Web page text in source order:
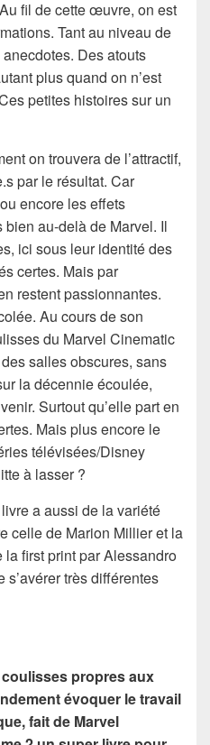
fil de cette œuvre, on est
Tant au niveau de
Des atouts
plus quand on n’est
petites histoires sur un
on trouvera de l’attractif,
par le résultat. Car
encore les effets
au-delà de Marvel. Il
ici sous leur identité des
certes. Mais par
restent passionnantes.
Au cours de son
du Marvel Cinematic
salles obscures, sans
la décennie écoulée,
Surtout qu’elle part en
Mais plus encore le
télévisées/Disney
à lasser ?
a aussi de la variété
celle de Marion Millier et la
first print par Alessandro
très différentes
propres aux
évoquer le travail
fait de Marvel